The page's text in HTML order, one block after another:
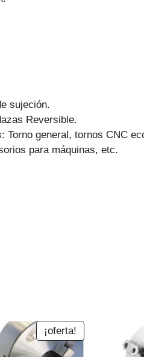
sujeción.
Reversible.
Torno general, tornos CNC
para máquinas, etc.
¡oferta!